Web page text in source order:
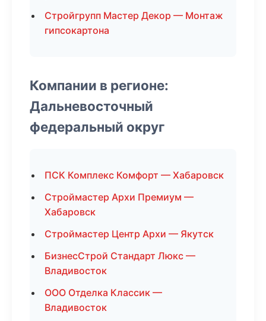
Стройгрупп Мастер Декор — Монтаж
гипсокартона
Компании в регионе:
Дальневосточный
федеральный округ
ПСК Комплекс Комфорт — Хабаровск
Строймастер Архи Премиум —
Хабаровск
Строймастер Центр Архи — Якутск
БизнесСтрой Стандарт Люкс —
Владивосток
ООО Отделка Классик —
Владивосток